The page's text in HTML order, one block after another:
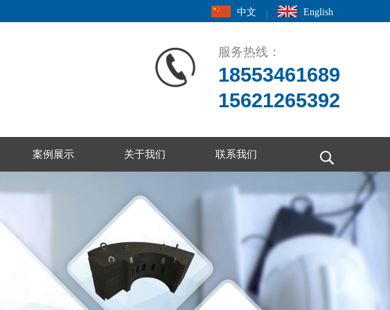
中文 English
服务热线：
18553461689
15621265392
案例展示 关于我们 联系我们